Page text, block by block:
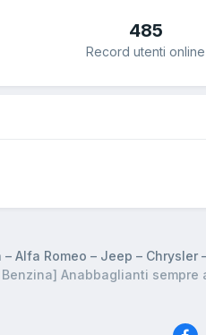
485
Record utenti online
– Alfa Romeo – Jeep – Chrysler
Benzina] Anabbaglianti sempre